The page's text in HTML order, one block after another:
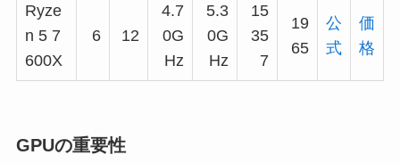
Ryze
n 5 7
600X
6 12
4.7
0G
Hz
5.3
0G
Hz
15
35
7
19
65
公
式
価
格
GPUの重要性